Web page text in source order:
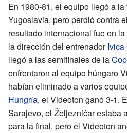
En 1980-81, el equipo llegó a
Yugoslavia, pero perdió contra
resultado internacional fue en
la dirección del entrenadorIvica
llegó a las semifinales de la
enfrentaron al equipo húngaro
habían eliminado a varios
Hungría, el Videoton ganó 3-1.
Sarajevo, el Željezničar estaba
para la final, pero el Videoton